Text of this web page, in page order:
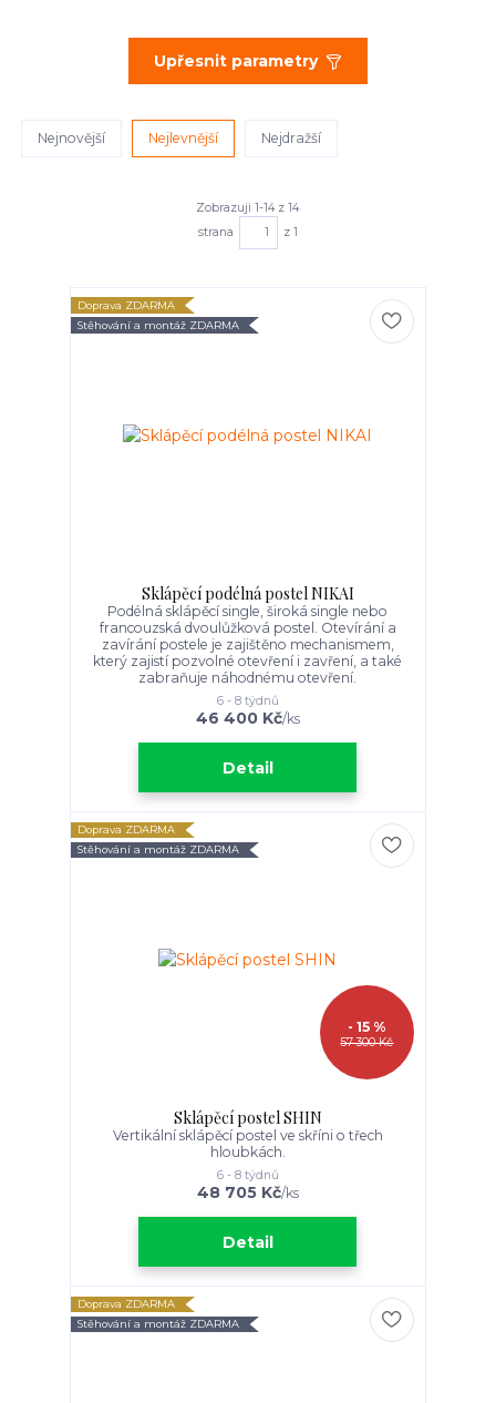
Upřesnit parametry
Nejnovější Nejlevnější Nejdražší
Zobrazuji 1-14 z 14
strana
z 1
Doprava ZDARMA
Stěhování a montáž ZDARMA
Sklápěcí podélná postel NIKAI
Podélná sklápěcí single, široká single nebo
francouzská dvoulůžková postel. Otevírání a
zavírání postele je zajištěno mechanismem,
který zajistí pozvolné otevření i zavření, a také
zabraňuje náhodnému otevření.
46 400 Kč/ks
6 - 8 týdnů
Detail
Doprava ZDARMA
Stěhování a montáž ZDARMA
57 300 Kč
- 15 %
Sklápěcí postel SHIN
Vertikální sklápěcí postel ve skříni o třech
hloubkách.
48 705 Kč/ks
6 - 8 týdnů
Detail
Doprava ZDARMA
Stěhování a montáž ZDARMA